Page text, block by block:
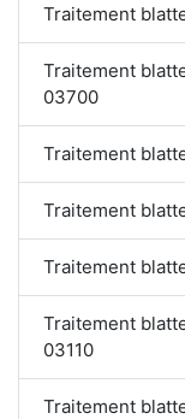
Traitement
Traitement
03700
Traitement
Traitement
Traitement
Traitement
03110
Traitement